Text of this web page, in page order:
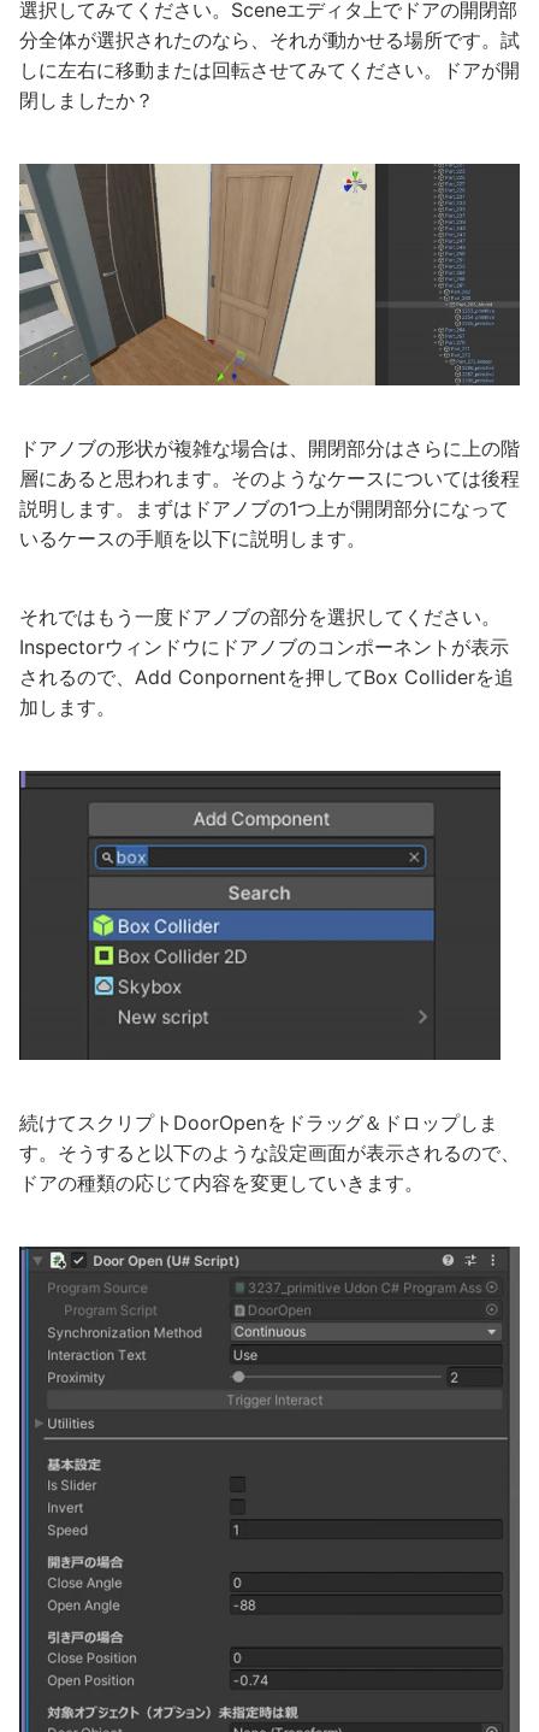
選択してみてください。Sceneエディタ上でドアの開閉部
分全体が選択されたのなら、それが動かせる場所です。試
しに左右に移動または回転させてみてください。ドアが開
閉しましたか？
ドアノブの形状が複雑な場合は、開閉部分はさらに上の階
層にあると思われます。そのようなケースについては後程
説明します。まずはドアノブの1つ上が開閉部分になって
いるケースの手順を以下に説明します。
それではもう一度ドアノブの部分を選択してください。
Inspectorウィンドウにドアノブのコンポーネントが表示
されるので、Add Conpornentを押してBox Colliderを追
加します。
続けてスクリプトDoorOpenをドラッグ＆ドロップしま
す。そうすると以下のような設定画面が表示されるので、
ドアの種類の応じて内容を変更していきます。